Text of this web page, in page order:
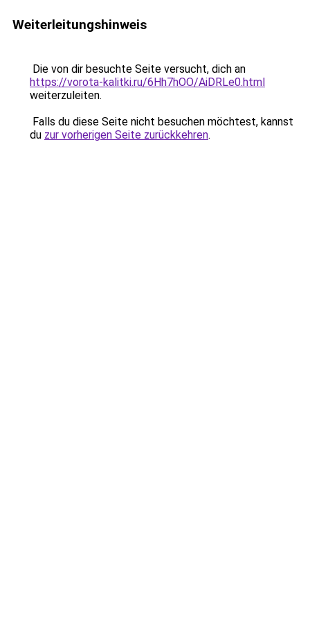
Weiterleitungshinweis
Die von dir besuchte Seite versucht, dich an
https://vorota-kalitki.ru/6Hh7hOO/AiDRLe0.html
weiterzuleiten.
Falls du diese Seite nicht besuchen möchtest, kannst
du zur vorherigen Seite zurückkehren.